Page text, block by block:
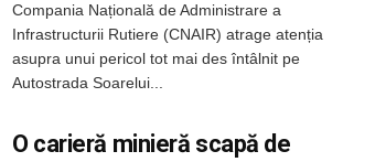
Compania Națională de Administrare a
Infrastructurii Rutiere (CNAIR) atrage atenția
asupra unui pericol tot mai des întâlnit pe
Autostrada Soarelui...
O carieră minieră scapă de